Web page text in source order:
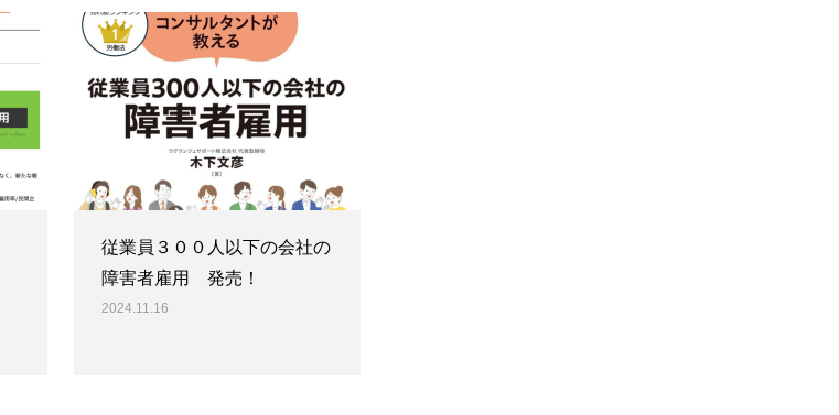
従業員３００人以下の会社の
障害者雇用 発売！
2024.11.16